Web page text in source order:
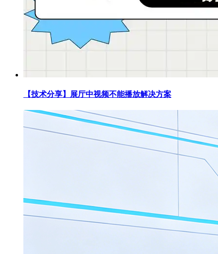
【技术分享】展厅中视频不能播放解决方案